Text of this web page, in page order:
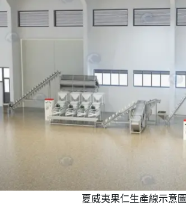
夏威夷果仁生產線示意圖